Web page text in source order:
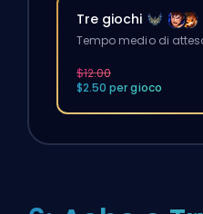
Tre giochi
Tempo medio di
$12.00
$2.50 per gioco